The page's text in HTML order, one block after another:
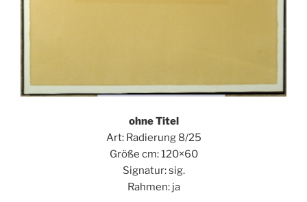
ohne Titel
Art: Radierung 8/25
Größe cm: 120×60
Signatur: sig.
Rahmen: ja